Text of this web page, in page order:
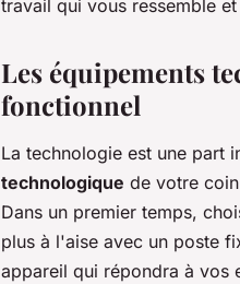
travail qui vous ressemble
Les équipements
fonctionnel
La technologie est une part
technologique de votre
Dans un premier temps,
plus à l'aise avec un poste
appareil qui répondra à vos